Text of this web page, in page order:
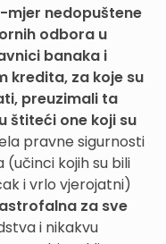
mjer nedopuštene
odbora u
banaka i
kredita, za koje su
preuzimali ta
štiteći one koji su
pravne sigurnosti
kojih su bili
i vrlo vjerojatni)
za sve
i nikakvu